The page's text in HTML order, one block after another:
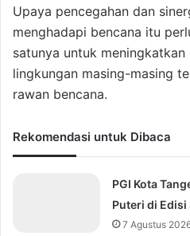
Upaya pencegahan dan
menghadapi bencana itu
satunya untuk
lingkungan masing-masing
rawan bencana.
Rekomendasi untuk Dibaca
PGI Kota
Puteri di Edisi
7 Agustus